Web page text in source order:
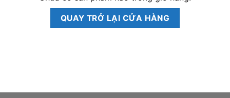
QUAY TRỞ LẠI CỬA HÀNG